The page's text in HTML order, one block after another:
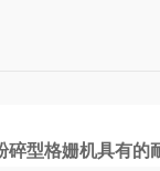
型格姗机具有